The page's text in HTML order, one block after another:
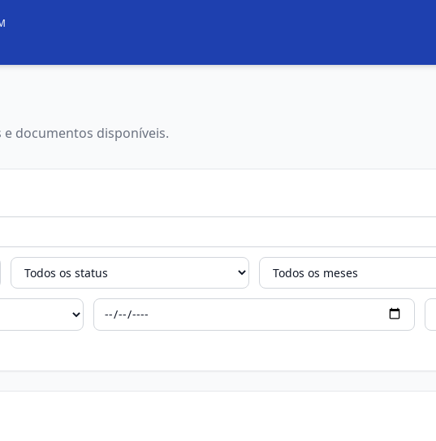
documentos disponíveis.